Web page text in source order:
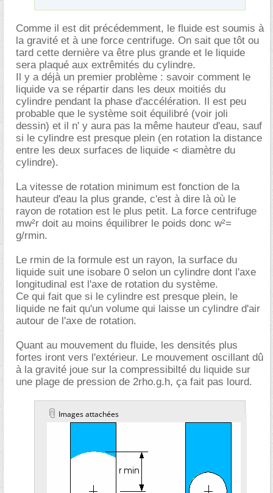
Comme il est dit précédemment, le fluide est soumis à
la gravité et à une force centrifuge. On sait que tôt ou
tard cette dernière va être plus grande et le liquide
sera plaqué aux extrêmités du cylindre.
Il y a déjà un premier problème : savoir comment le
liquide va se répartir dans les deux moitiés du
cylindre pendant la phase d'accélération. Il est peu
probable que le système soit équilibré (voir joli
dessin) et il n' y aura pas la même hauteur d'eau, sauf
si le cylindre est presque plein (en rotation la distance
entre les deux surfaces de liquide < diamètre du
cylindre).
La vitesse de rotation minimum est fonction de la
hauteur d'eau la plus grande, c'est à dire là où le
rayon de rotation est le plus petit. La force centrifuge
mw²r doit au moins équilibrer le poids donc w²=
g/rmin.
Le rmin de la formule est un rayon, la surface du
liquide suit une isobare 0 selon un cylindre dont l'axe
longitudinal est l'axe de rotation du système.
Ce qui fait que si le cylindre est presque plein, le
liquide ne fait qu'un volume qui laisse un cylindre d'air
autour de l'axe de rotation.
Quant au mouvement du fluide, les densités plus
fortes iront vers l'extérieur. Le mouvement oscillant dû
à la gravité joue sur la compressibilté du liquide sur
une plage de pression de 2rho.g.h, ça fait pas lourd.
Images attachées